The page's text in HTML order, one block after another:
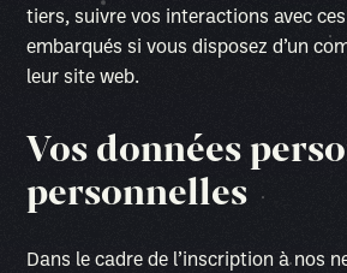
tiers, suivre vos interactions avec
embarqués si vous disposez d’un
leur site web.
Vos données
personnelles
Dans le cadre de l’inscription à nos